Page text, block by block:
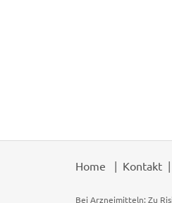
Home Kontakt
Bei Arzneimitteln: Zu